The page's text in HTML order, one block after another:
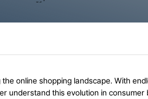
online shopping landscape. With
understand this evolution in